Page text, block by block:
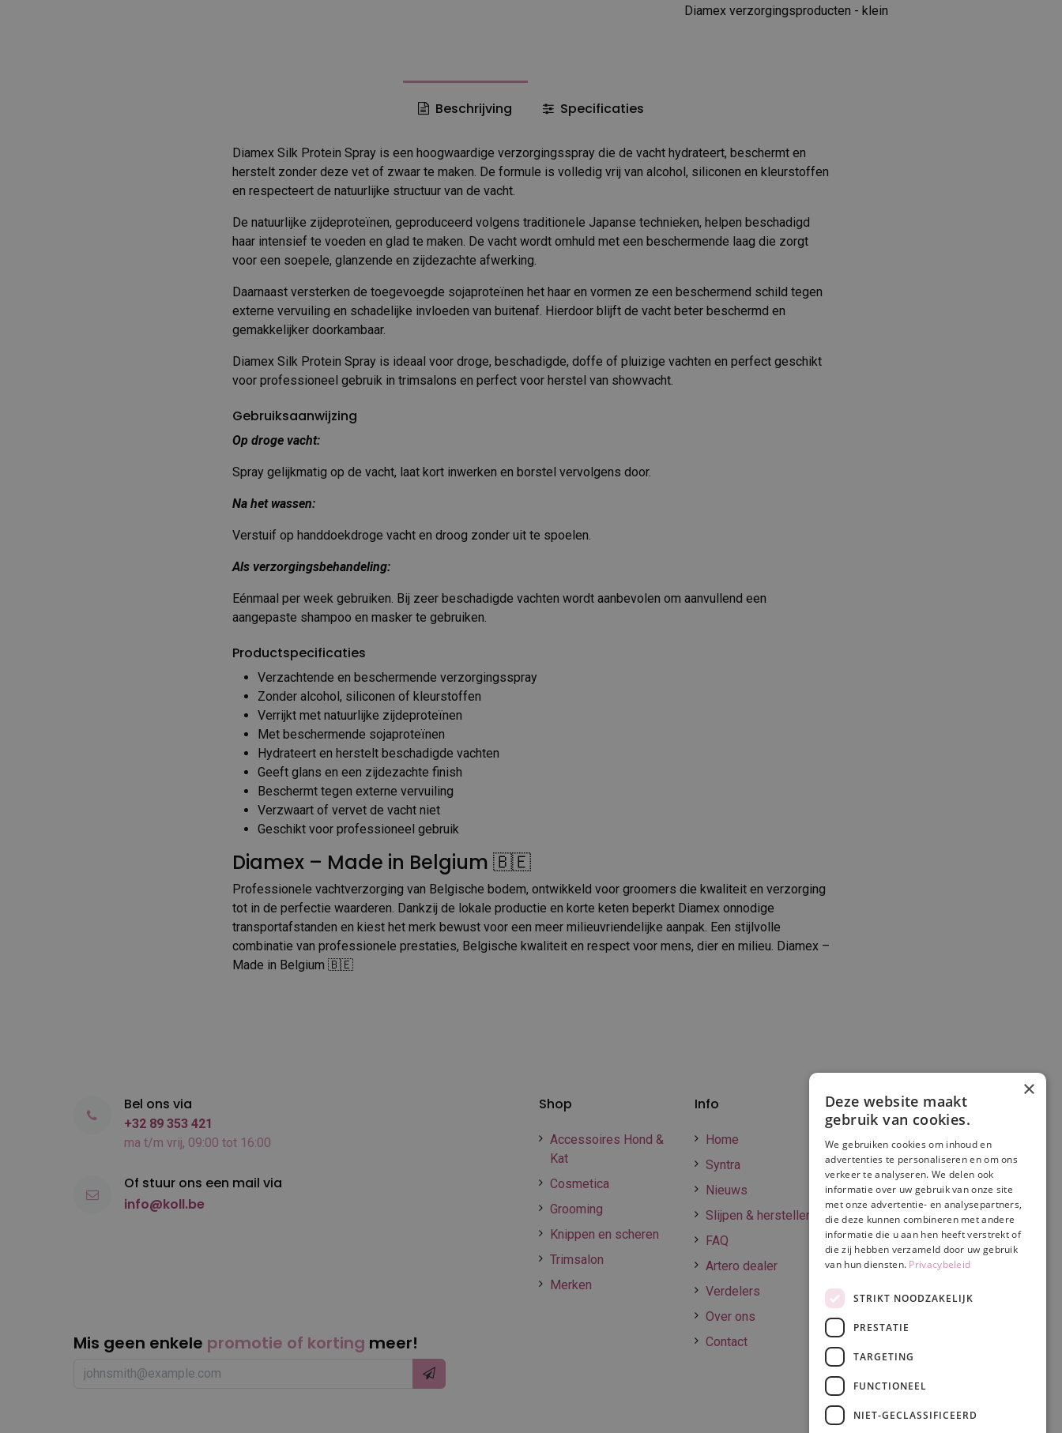
Diamex verzorgingsproducten - klein
Beschrijving Specificaties
Diamex Silk Protein Spray is een hoogwaardige verzorgingsspray die de vacht hydrateert, beschermt en
herstelt zonder deze vet of zwaar te maken. De formule is volledig vrij van alcohol, siliconen en kleurstoffen
en respecteert de natuurlijke structuur van de vacht.
De natuurlijke zijdeproteïnen, geproduceerd volgens traditionele Japanse technieken, helpen beschadigd
haar intensief te voeden en glad te maken. De vacht wordt omhuld met een beschermende laag die zorgt
voor een soepele, glanzende en zijdezachte afwerking.
Daarnaast versterken de toegevoegde sojaproteïnen het haar en vormen ze een beschermend schild tegen
externe vervuiling en schadelijke invloeden van buitenaf. Hierdoor blijft de vacht beter beschermd en
gemakkelijker doorkambaar.
Diamex Silk Protein Spray is ideaal voor droge, beschadigde, doffe of pluizige vachten en perfect geschikt
voor professioneel gebruik in trimsalons en perfect voor herstel van showvacht.
Gebruiksaanwijzing
Op droge vacht:
Spray gelijkmatig op de vacht, laat kort inwerken en borstel vervolgens door.
Na het wassen:
Verstuif op handdoekdroge vacht en droog zonder uit te spoelen.
Als verzorgingsbehandeling:
Eénmaal per week gebruiken. Bij zeer beschadigde vachten wordt aanbevolen om aanvullend een
aangepaste shampoo en masker te gebruiken.
Productspecificaties
Verzachtende en beschermende verzorgingsspray
Zonder alcohol, siliconen of kleurstoffen
Verrijkt met natuurlijke zijdeproteïnen
Met beschermende sojaproteïnen
Hydrateert en herstelt beschadigde vachten
Geeft glans en een zijdezachte finish
Beschermt tegen externe vervuiling
Verzwaart of vervet de vacht niet
Geschikt voor professioneel gebruik
Diamex – Made in Belgium 🇧🇪
Professionele vachtverzorging van Belgische bodem, ontwikkeld voor groomers die kwaliteit en verzorging
tot in de perfectie waarderen. Dankzij de lokale productie en korte keten beperkt Diamex onnodige
transportafstanden en kiest het merk bewust voor een meer milieuvriendelijke aanpak. Een stijlvolle
combinatie van professionele prestaties, Belgische kwaliteit en respect voor mens, dier en milieu. Diamex –
Made in Belgium 🇧🇪
Info
Home
Syntra
Nieuws
Slijpen & herstellen
FAQ
Artero dealer
Verdelers
Over ons
Contact
Shop
Accessoires Hond &
Kat
Cosmetica
Grooming
Knippen en scheren
Trimsalon
Merken
Verzenden en
betalen
Online betalen
Retourneren
Algemene
voorwaarden
Privacy & Cookie
policy
Disclaimer
Mis geen enkele promotie of korting meer!
Bel ons via
+32 89 353 421
ma t/m vrij, 09:00 tot 16:00
Of stuur ons een mail via
info@koll.be
×
Deze website maakt
gebruik van cookies.
We gebruiken cookies om inhoud en
advertenties te personaliseren en om ons
verkeer te analyseren. We delen ook
informatie over uw gebruik van onze site
met onze advertentie- en analysepartners,
die deze kunnen combineren met andere
informatie die u aan hen heeft verstrekt of
die zij hebben verzameld door uw gebruik
van hun diensten. Privacybeleid
STRIKT NOODZAKELIJK
PRESTATIE
TARGETING
FUNCTIONEEL
NIET-GECLASSIFICEERD